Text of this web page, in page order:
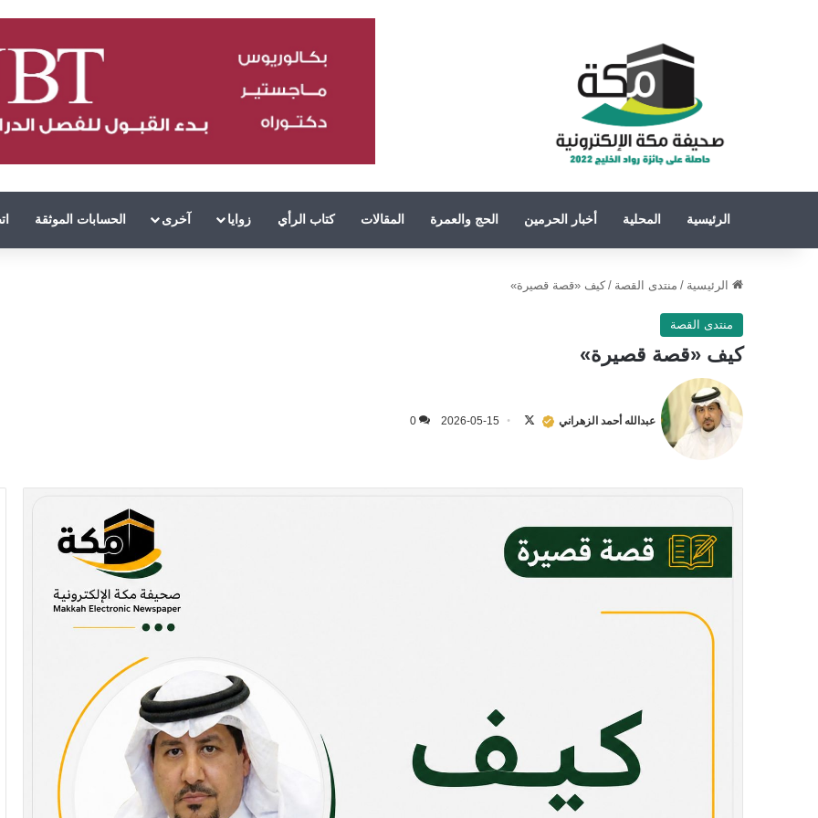
الرئيسية المحلية أخبار الحرمين الحج والعمرة المقالات كتاب الرأي زوايا آخرى الحسابات الموثقة
الرئيسية / منتدى القصة / كيف «قصة قصيرة»
منتدى القصة
كيف «قصة قصيرة»
عبدالله أحمد الزهراني 2026-05-15
0